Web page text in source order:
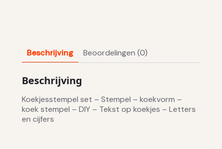
Beschrijving Beoordelingen (0)
Beschrijving
Koekjesstempel set – Stempel – koekvorm –
koek stempel – DIY – Tekst op koekjes – Letters
en cijfers